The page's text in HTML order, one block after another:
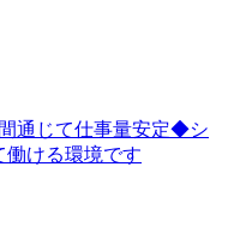
通じて仕事量安定◆シ
働ける環境です